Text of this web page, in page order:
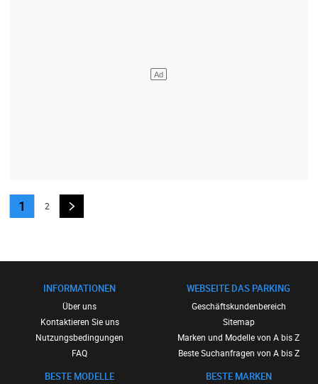
1 2
INFORMATIONEN
Über uns
Kontaktieren Sie uns
Nutzungsbedingungen
FAQ
BESTE MODELLE
WEBSEITE DAS PARKING
Geschäftskundenbereich
Sitemap
Marken und Modelle von A bis Z
Beste Suchanfragen von A bis Z
BESTE MARKEN